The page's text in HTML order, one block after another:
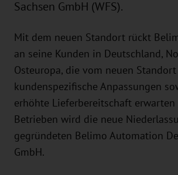
Sachsen GmbH (WFS).
Mit dem neuen Standort rückt
an seine Kunden in Deutschland,
Osteuropa, die vom neuen Standort
kundenspezifische Anpassungen
erhöhte Lieferbereitschaft erwarten
Betrieben wird die neue
gegründeten Belimo Automation
GmbH.